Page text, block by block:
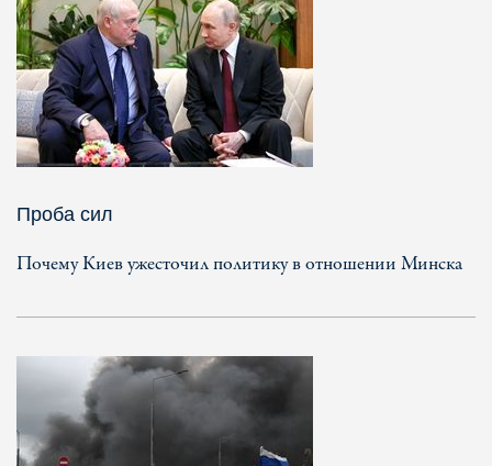
Проба сил
Почему Киев ужесточил политику в отношении Минска